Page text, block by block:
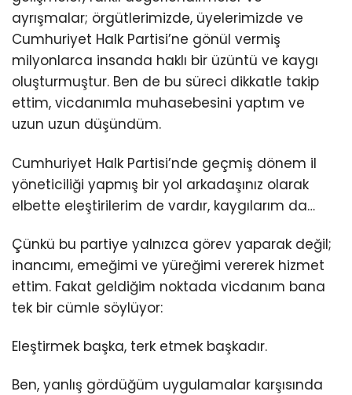
ayrışmalar; örgütlerimizde, üyelerimizde ve
Cumhuriyet Halk Partisi’ne gönül vermiş
milyonlarca insanda haklı bir üzüntü ve kaygı
oluşturmuştur. Ben de bu süreci dikkatle takip
ettim, vicdanımla muhasebesini yaptım ve
uzun uzun düşündüm.
Cumhuriyet Halk Partisi’nde geçmiş dönem il
yöneticiliği yapmış bir yol arkadaşınız olarak
elbette eleştirilerim de vardır, kaygılarım da…
Çünkü bu partiye yalnızca görev yaparak değil;
inancımı, emeğimi ve yüreğimi vererek hizmet
ettim. Fakat geldiğim noktada vicdanım bana
tek bir cümle söylüyor:
Eleştirmek başka, terk etmek başkadır.
Ben, yanlış gördüğüm uygulamalar karşısında